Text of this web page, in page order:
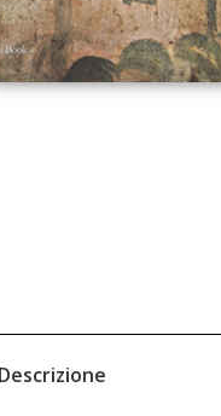
Descrizione